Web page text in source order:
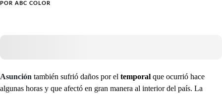
POR ABC COLOR
Asunción también sufrió daños por el temporal que ocurrió hace
algunas horas y que afectó en gran manera al interior del país. La